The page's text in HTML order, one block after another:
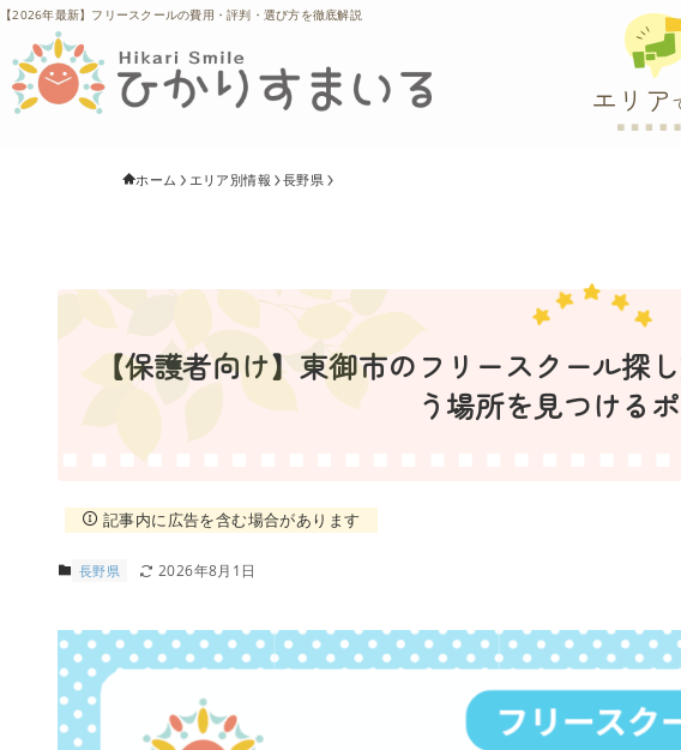
【2026年最新】フリースクールの費用・評判・選び方を徹底解説
エリア
ホーム エリア別情報 長野県
【保護者向け】東御市のフリースクール探
う場所を見つける
記事内に広告を含む場合があります
長野県 2026年8月1日